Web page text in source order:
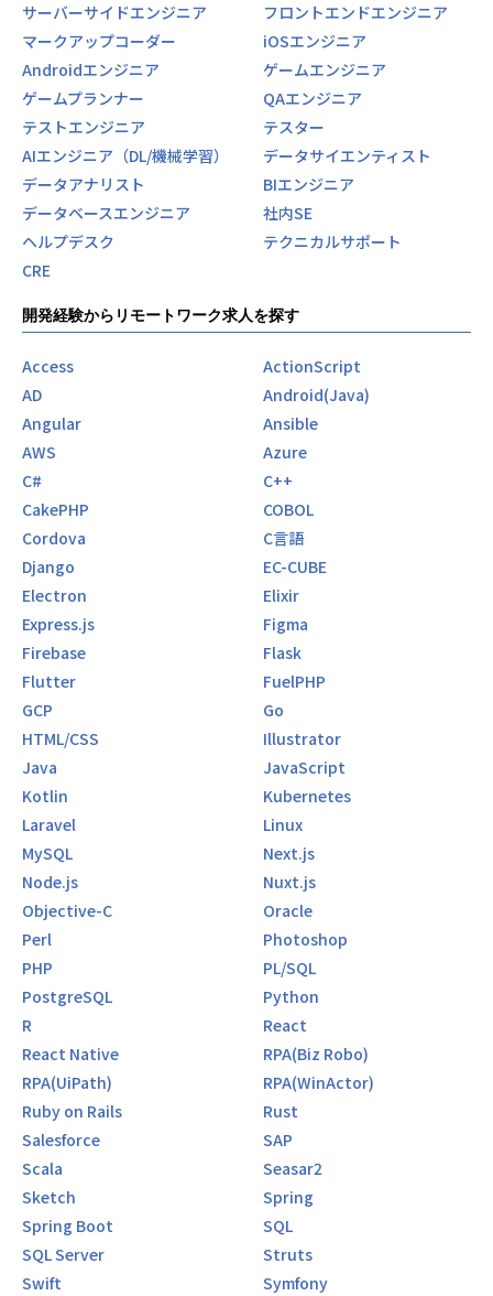
サーバーサイドエンジニア
フロントエンドエンジニア
マークアップコーダー
iOSエンジニア
Androidエンジニア
ゲームエンジニア
ゲームプランナー
QAエンジニア
テストエンジニア
テスター
AIエンジニア（DL/機械学習）
データサイエンティスト
データアナリスト
BIエンジニア
データベースエンジニア
社内SE
ヘルプデスク
テクニカルサポート
CRE
開発経験からリモートワーク求人を探す
Access
ActionScript
AD
Android(Java)
Angular
Ansible
AWS
Azure
C#
C++
CakePHP
COBOL
Cordova
C言語
Django
EC-CUBE
Electron
Elixir
Express.js
Figma
Firebase
Flask
Flutter
FuelPHP
GCP
Go
HTML/CSS
Illustrator
Java
JavaScript
Kotlin
Kubernetes
Laravel
Linux
MySQL
Next.js
Node.js
Nuxt.js
Objective-C
Oracle
Perl
Photoshop
PHP
PL/SQL
PostgreSQL
Python
R
React
React Native
RPA(Biz Robo)
RPA(UiPath)
RPA(WinActor)
Ruby on Rails
Rust
Salesforce
SAP
Scala
Seasar2
Sketch
Spring
Spring Boot
SQL
SQL Server
Struts
Swift
Symfony